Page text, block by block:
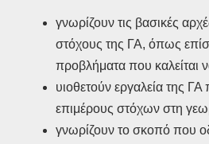
γνωρίζουν τις βασικές
στόχους της ΓΑ, όπως
προβλήματα που καλείται
υιοθετούν εργαλεία της
επιμέρους στόχων στη
γνωρίζουν το σκοπό που